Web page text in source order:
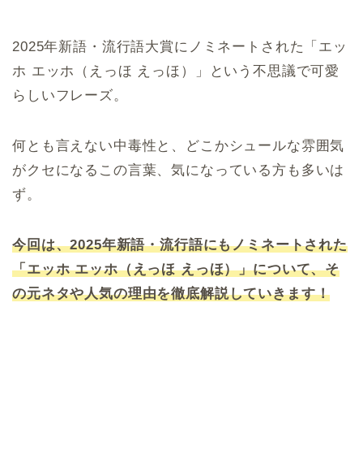
2025年新語・流行語大賞にノミネートされた「エッ
ホ エッホ（えっほ えっほ）」という不思議で可愛
らしいフレーズ。
何とも言えない中毒性と、どこかシュールな雰囲気
がクセになるこの言葉、気になっている方も多いは
ず。
今回は、2025年新語・流行語にもノミネートされた
「エッホ エッホ（えっほ えっほ）」について、そ
の元ネタや人気の理由を徹底解説していきます！